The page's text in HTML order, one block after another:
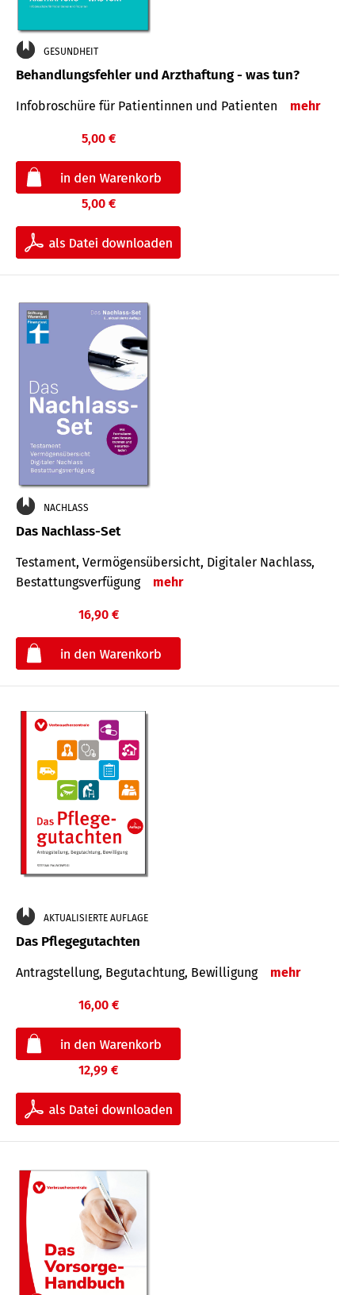
GESUNDHEIT
Behandlungsfehler und Arzthaftung - was tun?
Infobroschüre für Patientinnen und Patienten mehr
5,00 €
5,00 €
NACHLASS
Das Nachlass-Set
Testament, Vermögens­übersicht, Digitaler Nach­lass,
Bestat­tungs­ver­fügung
mehr
16,90 €
AKTUALISIERTE AUFLAGE
Das Pflegegutachten
Antragstellung, Begutachtung, Bewilligung mehr
16,00 €
12,99 €